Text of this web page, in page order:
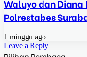
Waluyo dan Diana
Polrestabes
1 minggu ago
Leave a Reply